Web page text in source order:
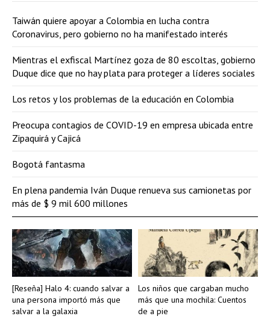
[Reseña] Halo 4: cuando salvar a
una persona importó más que
salvar a la galaxia
Los niños que cargaban mucho
más que una mochila: Cuentos
de a pie
Taiwán quiere apoyar a Colombia en lucha contra
Coronavirus, pero gobierno no ha manifestado interés
Mientras el exfiscal Martínez goza de 80 escoltas, gobierno
Duque dice que no hay plata para proteger a líderes sociales
Los retos y los problemas de la educación en Colombia
Preocupa contagios de COVID-19 en empresa ubicada entre
Zipaquirá y Cajicá
Bogotá fantasma
En plena pandemia Iván Duque renueva sus camionetas por
más de $ 9 mil 600 millones